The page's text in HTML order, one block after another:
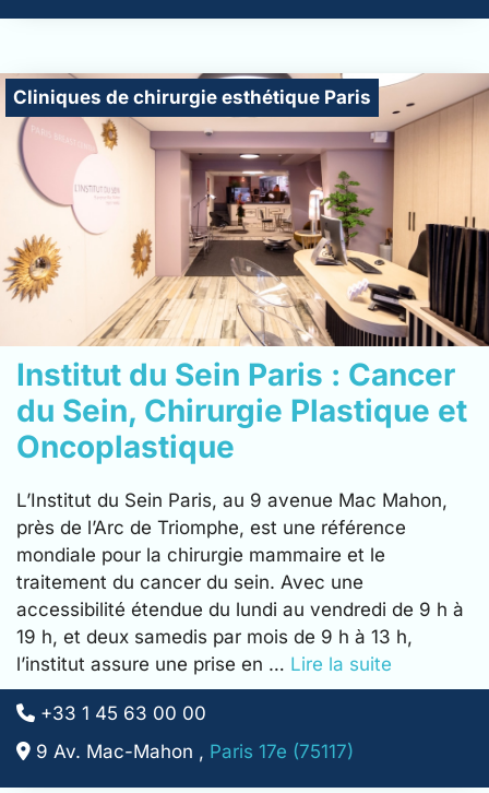
Cliniques de chirurgie esthétique Paris
Institut du Sein Paris : Cancer
du Sein, Chirurgie Plastique et
Oncoplastique
L’Institut du Sein Paris, au 9 avenue Mac Mahon,
près de l’Arc de Triomphe, est une référence
mondiale pour la chirurgie mammaire et le
traitement du cancer du sein. Avec une
accessibilité étendue du lundi au vendredi de 9 h à
19 h, et deux samedis par mois de 9 h à 13 h,
l’institut assure une prise en … Lire la suite
+33 1 45 63 00 00
9 Av. Mac-Mahon , Paris 17e (75117)